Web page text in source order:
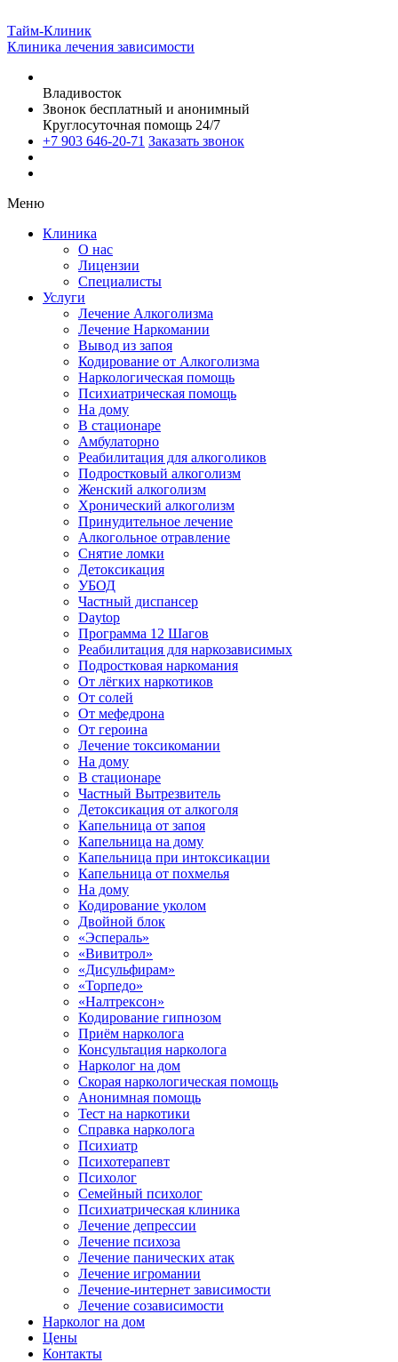
Тайм-Клиник
Клиника лечения зависимости
Владивосток
Звонок бесплатный и анонимный
Круглосуточная помощь 24/7
+7 903 646-20-71 Заказать звонок
Меню
Клиника
О нас
Лицензии
Специалисты
Услуги
Лечение Алкоголизма
Лечение Наркомании
Вывод из запоя
Кодирование от Алкоголизма
Наркологическая помощь
Психиатрическая помощь
На дому
В стационаре
Амбулаторно
Реабилитация для алкоголиков
Подростковый алкоголизм
Женский алкоголизм
Хронический алкоголизм
Принудительное лечение
Алкогольное отравление
Снятие ломки
Детоксикация
УБОД
Частный диспансер
Daytop
Программа 12 Шагов
Реабилитация для наркозависимых
Подростковая наркомания
От лёгких наркотиков
От солей
От мефедрона
От героина
Лечение токсикомании
На дому
В стационаре
Частный Вытрезвитель
Детоксикация от алкоголя
Капельница от запоя
Капельница на дому
Капельница при интоксикации
Капельница от похмелья
На дому
Кодирование уколом
Двойной блок
«Эспераль»
«Вивитрол»
«Дисульфирам»
«Торпедо»
«Налтрексон»
Кодирование гипнозом
Приём нарколога
Консультация нарколога
Нарколог на дом
Скорая наркологическая помощь
Анонимная помощь
Тест на наркотики
Справка нарколога
Психиатр
Психотерапевт
Психолог
Семейный психолог
Психиатрическая клиника
Лечение депрессии
Лечение психоза
Лечение панических атак
Лечение игромании
Лечение-интернет зависимости
Лечение созависимости
Нарколог на дом
Цены
Контакты